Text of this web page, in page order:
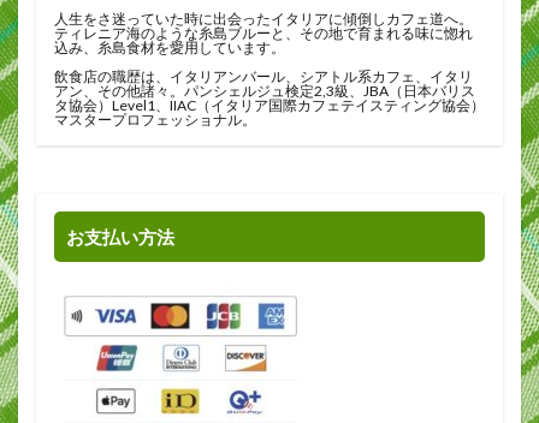
人生をさ迷っていた時に出会ったイタリアに傾倒しカフェ道へ。
ティレニア海のような糸島ブルーと、その地で育まれる味に惚れ
込み、糸島食材を愛用しています。
飲食店の職歴は、イタリアンバール、シアトル系カフェ、イタリ
アン、その他諸々。パンシェルジュ検定2,3級、JBA（日本バリス
タ協会）Level1、IIAC（イタリア国際カフェテイスティング協会）
マスタープロフェッショナル。
お支払い方法